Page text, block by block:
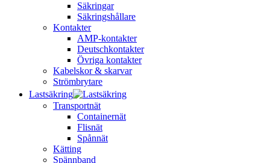
Säkringar
Säkringshållare
Kontakter
AMP-kontakter
Deutschkontakter
Övriga kontakter
Kabelskor & skarvar
Strömbrytare
Lastsäkring
Transportnät
Containernät
Flisnät
Spånnät
Kätting
Spännband